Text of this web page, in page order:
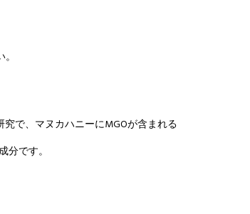
で、マヌカハニーにMGOが含まれる
です。